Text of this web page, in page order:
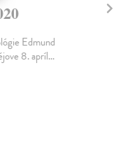
Edmund
8. apríl...